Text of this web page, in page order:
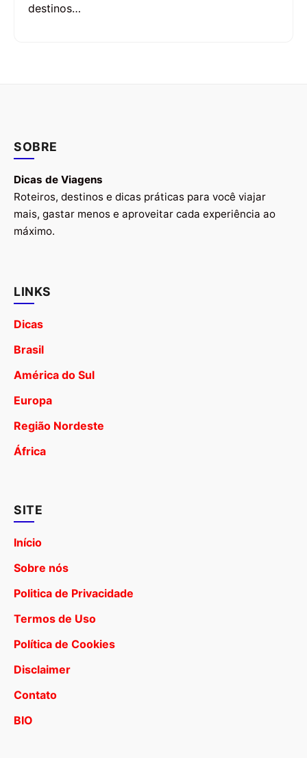
destinos…
SOBRE
Dicas de Viagens
Roteiros, destinos e dicas práticas para você viajar
mais, gastar menos e aproveitar cada experiência ao
máximo.
LINKS
Dicas
Brasil
América do Sul
Europa
Região Nordeste
África
SITE
Início
Sobre nós
Politica de Privacidade
Termos de Uso
Política de Cookies
Disclaimer
Contato
BIO